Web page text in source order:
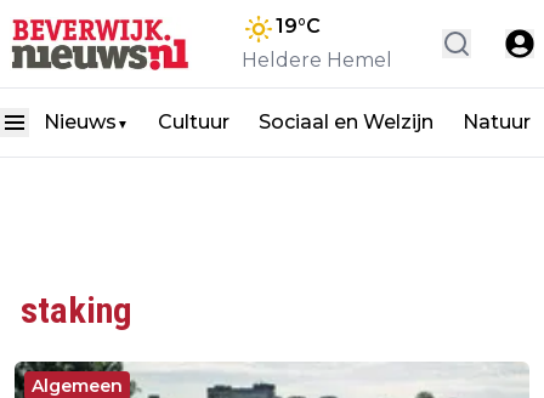
19°C
Heldere Hemel
Nieuws ▼ Cultuur Sociaal en Welzijn Natuur
staking
Algemeen